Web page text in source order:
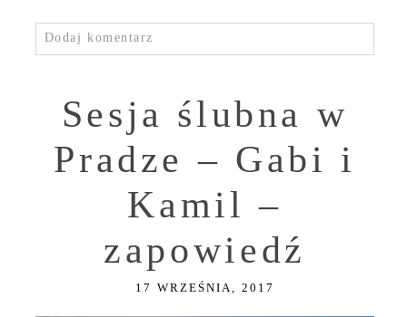
Dodaj komentarz
Sesja ślubna w
Pradze – Gabi i
Kamil –
zapowiedź
17 WRZEŚNIA, 2017